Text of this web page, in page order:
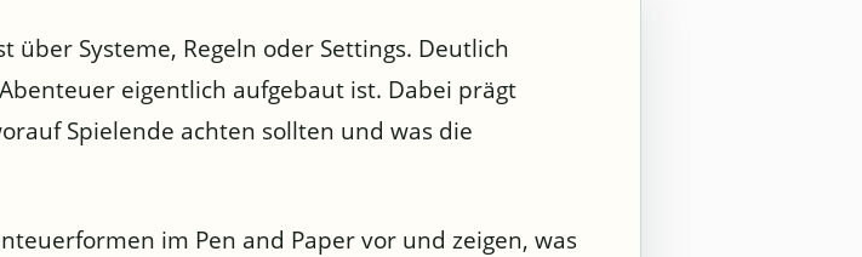
Systeme, Regeln oder Settings. Deutlich
eigentlich aufgebaut ist. Dabei prägt
Spielende achten sollten und was die
im Pen and Paper vor und zeigen, was